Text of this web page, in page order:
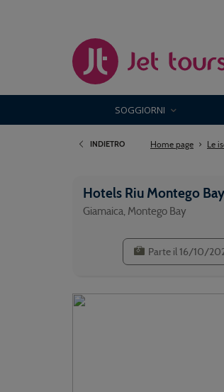
SOGGIORNI
INDIETRO Home page Le
Hotels Riu Montego
Giamaica, Montego Bay
Parte il 16/10/